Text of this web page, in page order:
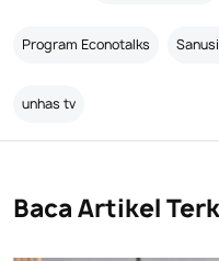
Program Econotalks
unhas tv
Baca Artikel